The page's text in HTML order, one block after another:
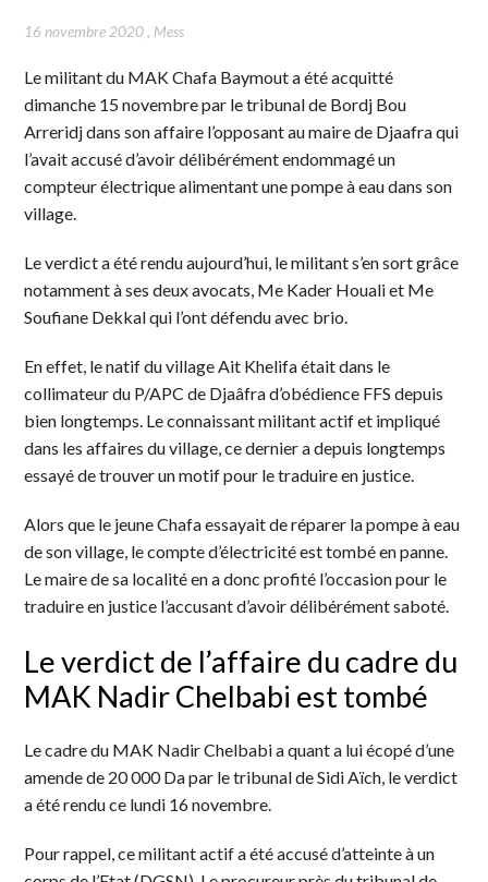
16 novembre 2020, Mess
Le militant du MAK Chafa Baymout a été acquitté
dimanche 15 novembre par le tribunal de Bordj Bou
Arreridj dans son affaire l’opposant au maire de Djaafra qui
l’avait accusé d’avoir délibérément endommagé un
compteur électrique alimentant une pompe à eau dans son
village.
Le verdict a été rendu aujourd’hui, le militant s’en sort grâce
notamment à ses deux avocats, Me Kader Houali et Me
Soufiane Dekkal qui l’ont défendu avec brio.
En effet, le natif du village Ait Khelifa était dans le
collimateur du P/APC de Djaâfra d’obédience FFS depuis
bien longtemps. Le connaissant militant actif et impliqué
dans les affaires du village, ce dernier a depuis longtemps
essayé de trouver un motif pour le traduire en justice.
Alors que le jeune Chafa essayait de réparer la pompe à eau
de son village, le compte d’électricité est tombé en panne.
Le maire de sa localité en a donc profité l’occasion pour le
traduire en justice l’accusant d’avoir délibérément saboté.
Le verdict de l’affaire du cadre du
MAK Nadir Chelbabi est tombé
Le cadre du MAK Nadir Chelbabi a quant a lui écopé d’une
amende de 20 000 Da par le tribunal de Sidi Aïch, le verdict
a été rendu ce lundi 16 novembre.
Pour rappel, ce militant actif a été accusé d’atteinte à un